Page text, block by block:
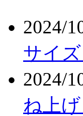
2024/
サイ
2024/
ね上